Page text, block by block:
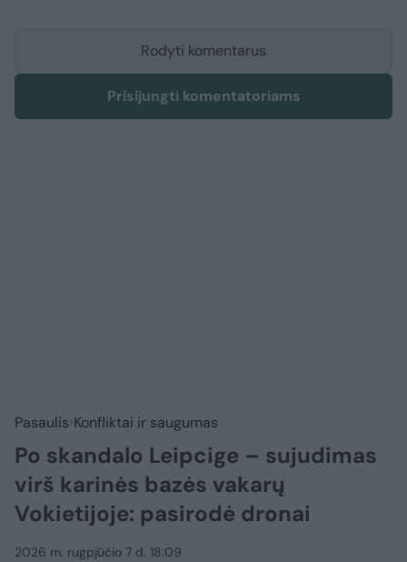
Rodyti komentarus
Prisijungti komentatoriams
Pasaulis Konfliktai ir saugumas
Po skandalo Leipcige – sujudimas
virš karinės bazės vakarų
Vokietijoje: pasirodė dronai
2026 m. rugpjūčio 7 d. 18:09